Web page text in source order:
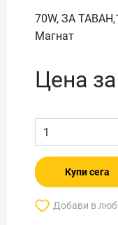
70W, ЗА
Магнат
Цена
Купи сега
Добави в